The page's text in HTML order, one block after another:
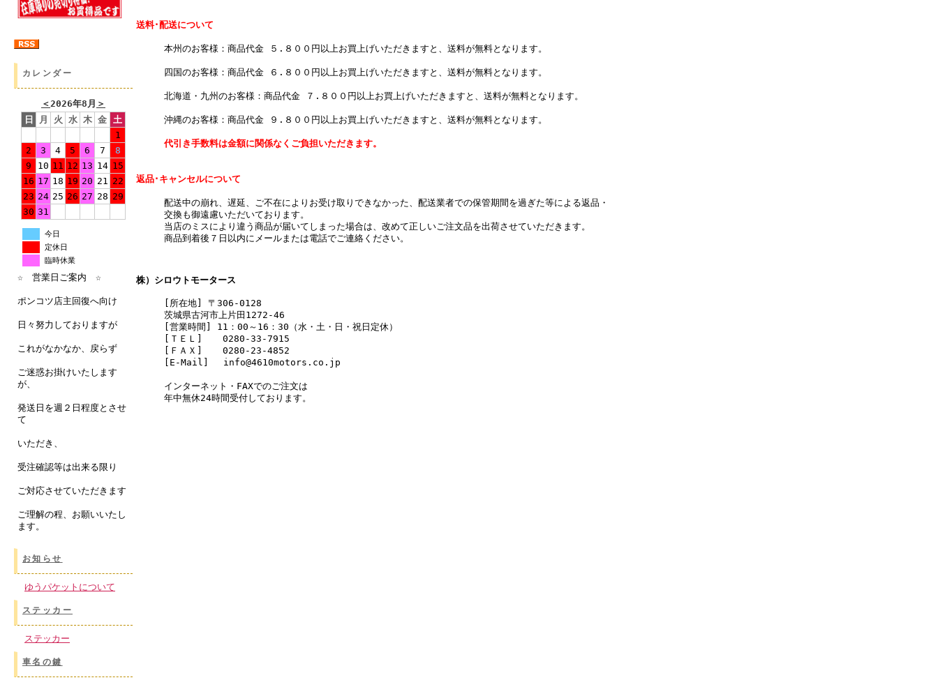
カレンダー
＜2026年8月 ＞
日
月 火 水 木 金 土
1
2
3 4 5 6 7
8
9
10 11 12 13 14 15
16 17 18 19 20 21 22
23 24 25 26 27 28 29
30 31
今日
定休日
臨時休業
☆ 営業日ご案内 ☆
ポンコツ店主回復へ向け
日々努力しておりますが
これがなかなか、戻らず
ご迷惑お掛けいたします
が、
発送日を週２日程度とさせ
て
いただき、
受注確認等は出来る限り
ご対応させていただきます
ご理解の程、お願いいたし
ます。
お知らせ
ゆうパケットについて
ステッカー
ステッカー
車名の鍵
送料･配送について
本州のお客様：商品代金 ５.８００円以上お買上げいただきますと、送料が無料となります。
四国のお客様：商品代金 ６.８００円以上お買上げいただきますと、送料が無料となります。
北海道・九州のお客様：商品代金 ７.８００円以上お買上げいただきますと、送料が無料となります。
沖縄のお客様：商品代金 ９.８００円以上お買上げいただきますと、送料が無料となります。
代引き手数料は金額に関係なくご負担いただきます。
返品･キャンセルについて
配送中の崩れ、遅延、ご不在によりお受け取りできなかった、配送業者での保管期間を過ぎた等による返品・
交換も御遠慮いただいております。
当店のミスにより違う商品が届いてしまった場合は、改めて正しいご注文品を出荷させていただきます。
商品到着後７日以内にメールまたは電話でご連絡ください。
株）シロウトモータース
[所在地] 〒306-0128
茨城県古河市上片田1272-46
[営業時間] 11：00～16：30（水・土・日・祝日定休）
[ＴＥＬ] 0280-33-7915
[ＦＡＸ] 0280-23-4852
[E-Mail] info@4610motors.co.jp
インターネット・FAXでのご注文は
年中無休24時間受付しております。